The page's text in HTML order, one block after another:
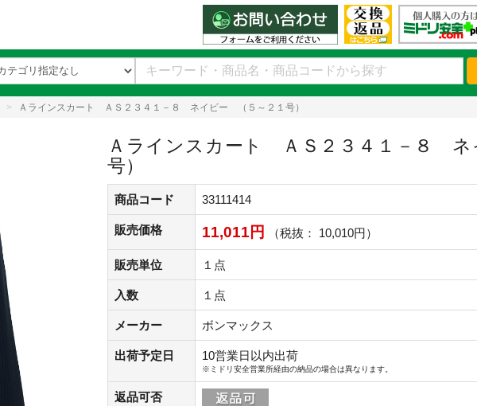
Ａラインスカート ＡＳ２３４１－８ ネイビー （５～２１号）
Ａラインスカート ＡＳ２３４１－８
号）
商品コード 33111414
販売価格 11,011円 （税抜： 10,010円）
販売単位 １点
入数 １点
メーカー ボンマックス
出荷予定日 10営業日以内出荷
※ミドリ安全営業所経由の納品の場合は異なります。
返品可否